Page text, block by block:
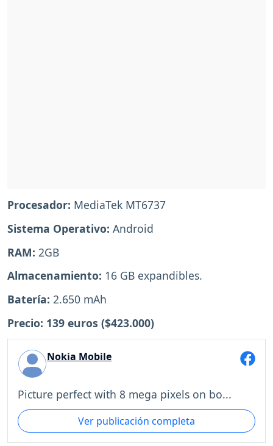
Procesador: MediaTek MT6737
Sistema Operativo: Android
RAM: 2GB
Almacenamiento: 16 GB expandibles.
Batería: 2.650 mAh
Precio: 139 euros ($423.000)
Nokia Mobile
Picture perfect with 8 mega pixels on bo...
Ver publicación completa